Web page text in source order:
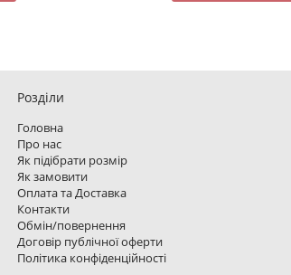
Розділи
Головна
Про нас
Як підібрати розмір
Як замовити
Оплата та Доставка
Контакти
Обмін/повернення
Договір публічної оферти
Політика конфіденційності